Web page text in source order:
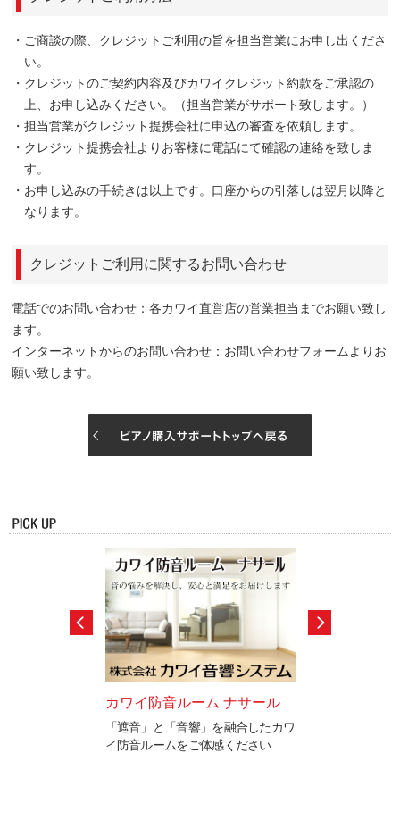
・ご商談の際、クレジットご利用の旨を担当営業にお申し出くださ
い。
・クレジットのご契約内容及びカワイクレジット約款をご承認の
上、お申し込みください。（担当営業がサポート致します。）
・担当営業がクレジット提携会社に申込の審査を依頼します。
・クレジット提携会社よりお客様に電話にて確認の連絡を致しま
す。
・お申し込みの手続きは以上です。口座からの引落しは翌月以降と
なります。
クレジットご利用に関するお問い合わせ
電話でのお問い合わせ： 各カワイ直営店の営業担当までお願い致し
ます。
インターネットからのお問い合わせ： お問い合わせフォーム よりお
願い致します。
カワイ防音ルーム ナサール
「遮音」と「音響」を融合したカワ
イ防音ルームをご体感ください